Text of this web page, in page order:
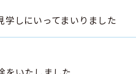
しにいってまいりました